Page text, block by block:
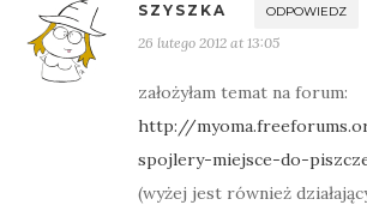
SZYSZKA ODPOWIEDZ
26 lutego 2012 at 13:05
założyłam temat na forum:
http://
spojlery-miejsce-do-
(wyżej jest również